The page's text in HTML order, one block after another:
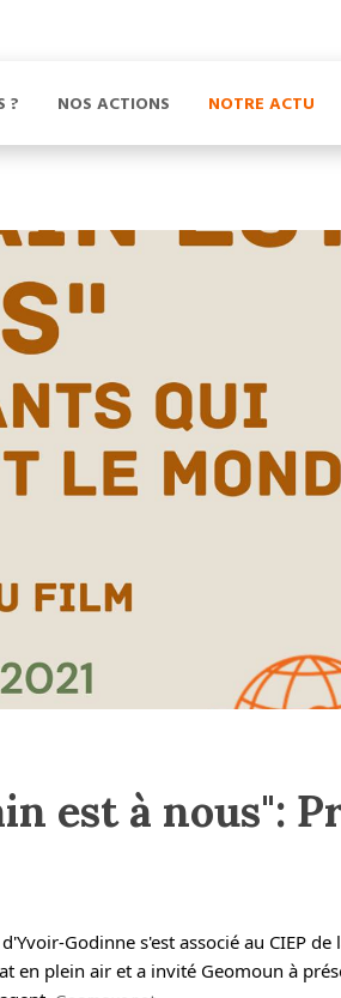
? NOS ACTIONS NOTRE ACTU
est à nous":
Godinne s'est associé au CIEP
en plein air et a invité Geomoun à